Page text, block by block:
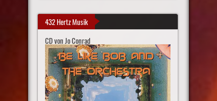
432 Hertz Musik
CD von Jo Conrad